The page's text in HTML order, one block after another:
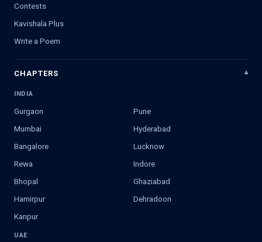
Contests
Kavishala Plus
Write a Poem
CHAPTERS
INDIA
Gurgaon
Pune
Mumbai
Hyderabad
Bangalore
Lucknow
Rewa
Indore
Bhopal
Ghaziabad
Hamirpur
Dehradoon
Kanpur
UAE